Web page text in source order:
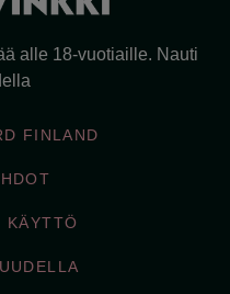
alle 18-vuotiaille. Nauti
FINLAND
KÄYTTÖ